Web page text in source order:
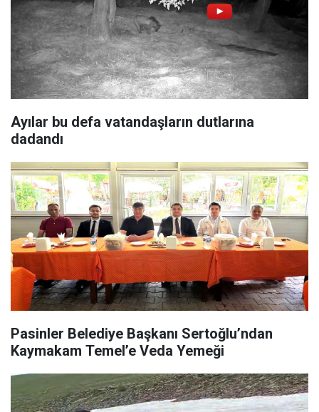
Ayılar bu defa vatandaşların dutlarına
dadandı
Pasinler Belediye Başkanı Sertoğlu’ndan
Kaymakam Temel’e Veda Yemeği